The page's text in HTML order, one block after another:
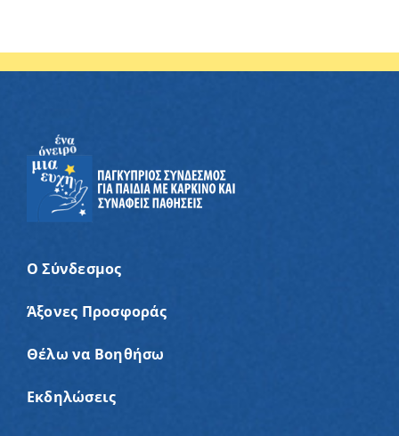
Ο Σύνδεσμος
Άξονες Προσφοράς
Θέλω να Βοηθήσω
Εκδηλώσεις